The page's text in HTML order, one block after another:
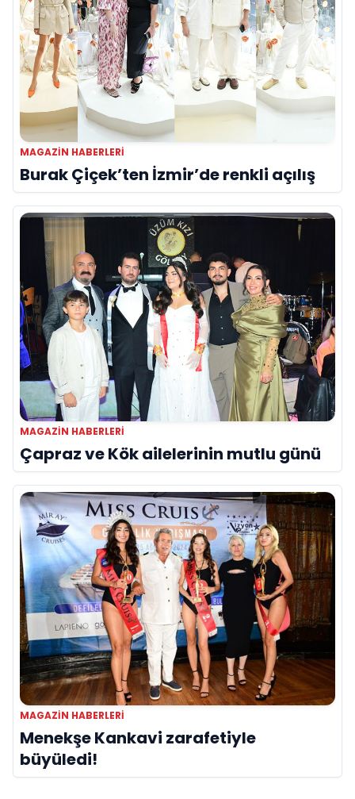
MAGAZIN HABERLERI
Burak Çiçek’ten İzmir’de renkli açılış
MAGAZIN HABERLERI
Çapraz ve Kök ailelerinin mutlu günü
MAGAZIN HABERLERI
Menekşe Kankavi zarafetiyle
büyüledi!